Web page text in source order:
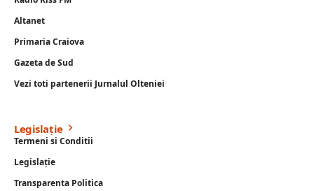
Altanet
Primaria Craiova
Gazeta de Sud
Vezi toti partenerii Jurnalul Olteniei
Legislație
Termeni si Conditii
Legislație
Transparenta Politica